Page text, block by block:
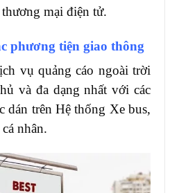
mại điện tử.
phương tiện giao thông
vụ quảng cáo ngoài trời
và đa dạng nhất với các
dán trên Hệ thống Xe bus,
nhân.